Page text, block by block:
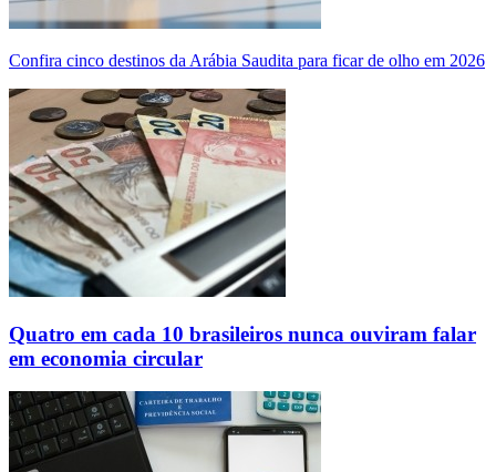
Confira cinco destinos da Arábia Saudita para ficar de olho em 2026
Quatro em cada 10 brasileiros nunca ouviram falar
em economia circular